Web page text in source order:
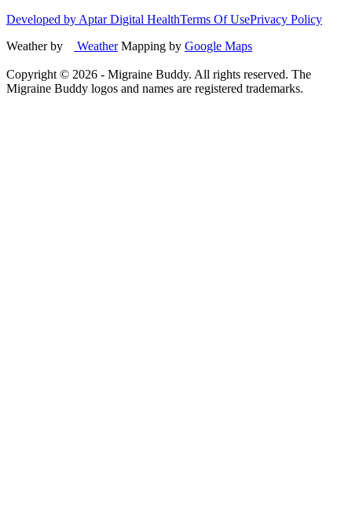
Developed by Aptar Digital HealthTerms Of UsePrivacy Policy
Weather by
WeatherMapping by Google Maps
Copyright © 2026 - Migraine Buddy. All rights reserved. The
Migraine Buddy logos and names are registered trademarks.